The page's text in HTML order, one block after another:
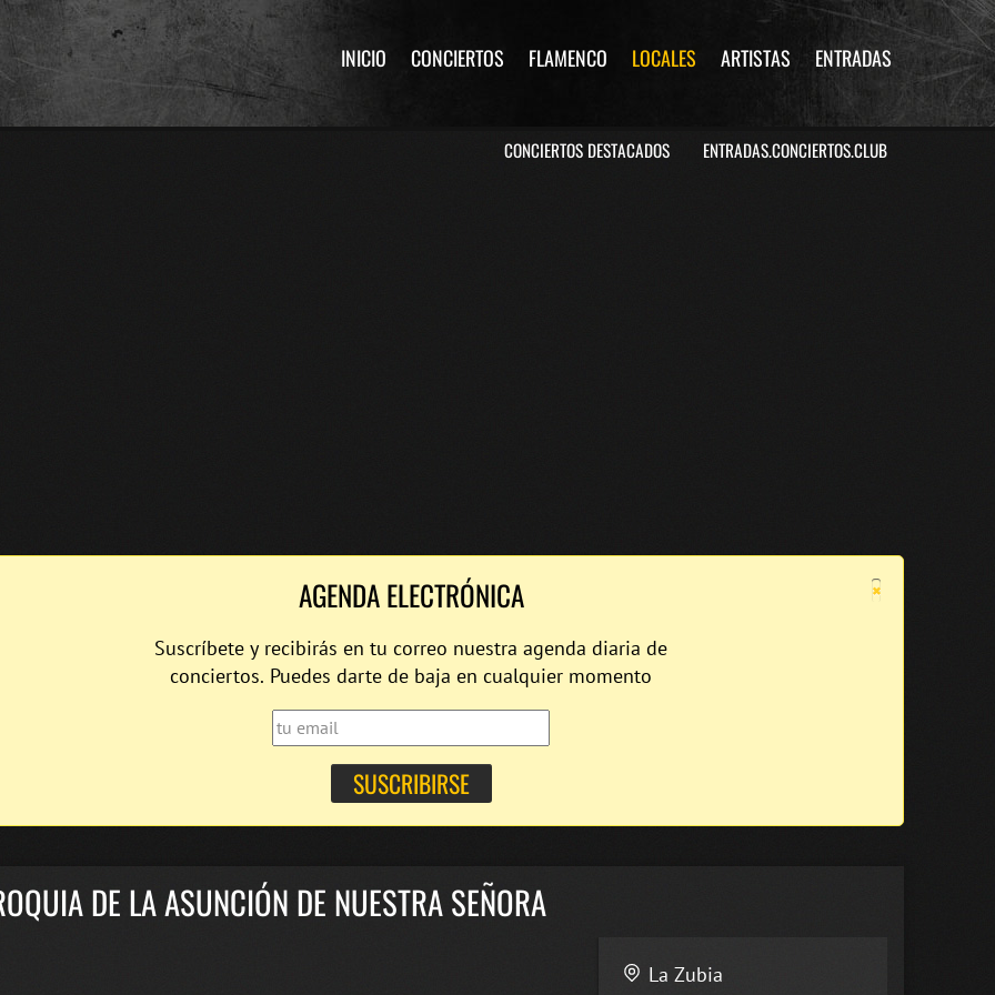
INICIO CONCIERTOS FLAMENCO LOCALES ARTISTAS ENTRADAS
CONCIERTOS DESTACADOS ENTRADAS.CONCIERTOS.CLUB
×
AGENDA ELECTRÓNICA
Suscríbete y recibirás en tu correo nuestra agenda diaria de
conciertos. Puedes darte de baja en cualquier momento
DE LA ASUNCIÓN DE NUESTRA SEÑORA
La Zubia